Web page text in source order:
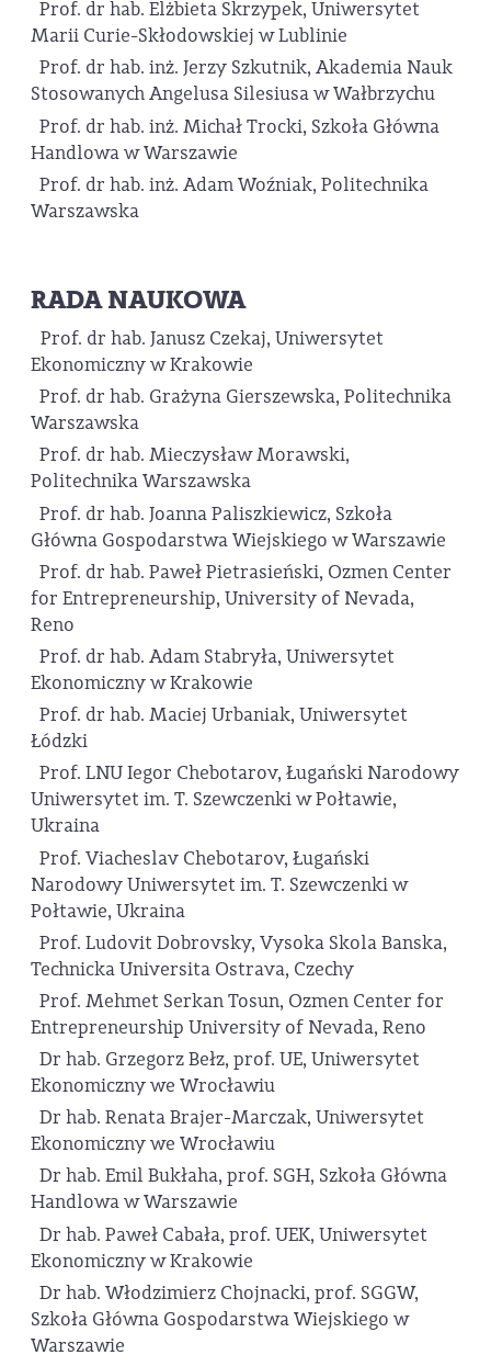
Prof. dr hab. Elżbieta Skrzypek, Uniwersytet
Marii Curie-Skłodowskiej w Lublinie
Prof. dr hab. inż. Jerzy Szkutnik, Akademia Nauk
Stosowanych Angelusa Silesiusa w Wałbrzychu
Prof. dr hab. inż. Michał Trocki, Szkoła Główna
Handlowa w Warszawie
Prof. dr hab. inż. Adam Woźniak, Politechnika
Warszawska
RADA NAUKOWA
Prof. dr hab. Janusz Czekaj, Uniwersytet
Ekonomiczny w Krakowie
Prof. dr hab. Grażyna Gierszewska, Politechnika
Warszawska
Prof. dr hab. Mieczysław Morawski,
Politechnika Warszawska
Prof. dr hab. Joanna Paliszkiewicz, Szkoła
Główna Gospodarstwa Wiejskiego w Warszawie
Prof. dr hab. Paweł Pietrasieński, Ozmen Center
for Entrepreneurship, University of Nevada,
Reno
Prof. dr hab. Adam Stabryła, Uniwersytet
Ekonomiczny w Krakowie
Prof. dr hab. Maciej Urbaniak, Uniwersytet
Łódzki
Prof. LNU Iegor Chebotarov, Ługański Narodowy
Uniwersytet im. T. Szewczenki w Połtawie,
Ukraina
Prof. Viacheslav Chebotarov, Ługański
Narodowy Uniwersytet im. T. Szewczenki w
Połtawie, Ukraina
Prof. Ludovit Dobrovsky, Vysoka Skola Banska,
Technicka Universita Ostrava, Czechy
Prof. Mehmet Serkan Tosun, Ozmen Center for
Entrepreneurship University of Nevada, Reno
Dr hab. Grzegorz Bełz, prof. UE, Uniwersytet
Ekonomiczny we Wrocławiu
Dr hab. Renata Brajer-Marczak, Uniwersytet
Ekonomiczny we Wrocławiu
Dr hab. Emil Bukłaha, prof. SGH, Szkoła Główna
Handlowa w Warszawie
Dr hab. Paweł Cabała, prof. UEK, Uniwersytet
Ekonomiczny w Krakowie
Dr hab. Włodzimierz Chojnacki, prof. SGGW,
Szkoła Główna Gospodarstwa Wiejskiego w
Warszawie